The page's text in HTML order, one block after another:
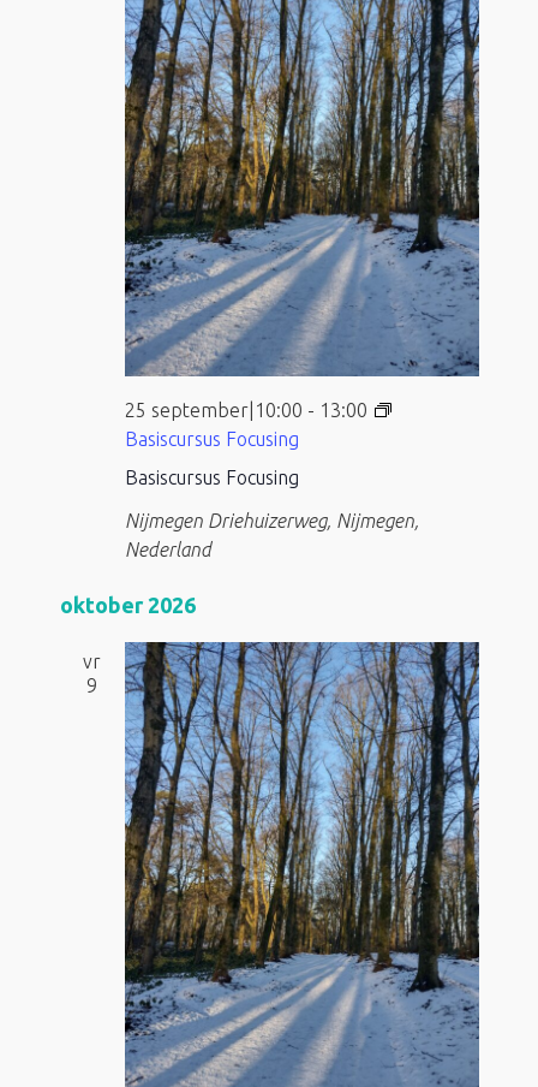
Basiscursus Focusing
25 september|10:00 - 13:00
Basiscursus Focusing
Nijmegen Driehuizerweg, Nijmegen,
Nederland
oktober 2026
vr
9